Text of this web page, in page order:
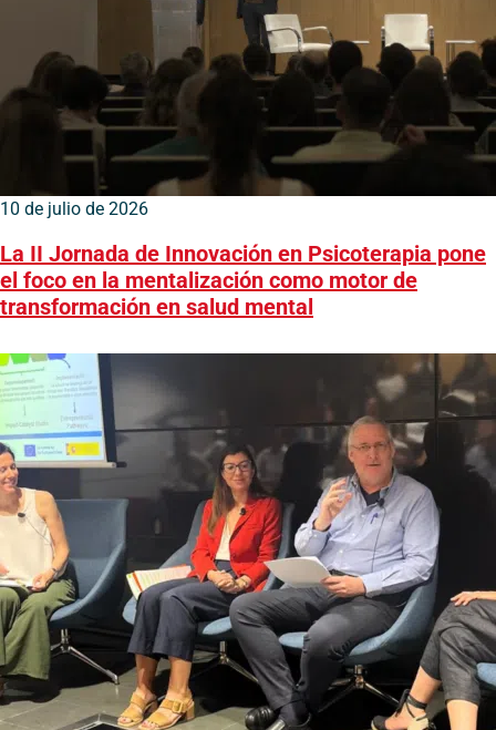
10 de julio de 2026
La II Jornada de Innovación en Psicoterapia pone
el foco en la mentalización como motor de
transformación en salud mental